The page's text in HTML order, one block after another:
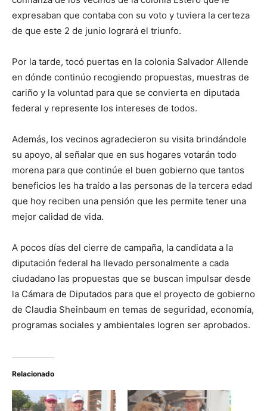
expresaban que contaba con su voto y tuviera la certeza
de que este 2 de junio logrará el triunfo.
Por la tarde, tocó puertas en la colonia Salvador Allende
en dónde continúo recogiendo propuestas, muestras de
cariño y la voluntad para que se convierta en diputada
federal y represente los intereses de todos.
Además, los vecinos agradecieron su visita brindándole
su apoyo, al señalar que en sus hogares votarán todo
morena para que continúe el buen gobierno que tantos
beneficios les ha traído a las personas de la tercera edad
que hoy reciben una pensión que les permite tener una
mejor calidad de vida.
A pocos días del cierre de campaña, la candidata a la
diputación federal ha llevado personalmente a cada
ciudadano las propuestas que se buscan impulsar desde
la Cámara de Diputados para que el proyecto de gobierno
de Claudia Sheinbaum en temas de seguridad, economía,
programas sociales y ambientales logren ser aprobados.
Relacionado